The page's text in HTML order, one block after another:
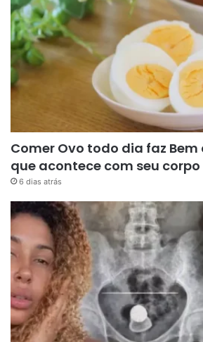
Comer Ovo todo dia faz Bem
que acontece com seu corpo
6 dias atrás